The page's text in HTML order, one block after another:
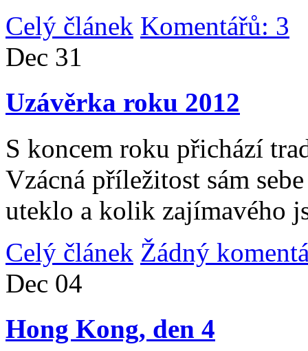
Celý článek Komentářů: 3
Dec 31
Uzávěrka roku 2012
S koncem roku přichází
Vzácná příležitost sám
uteklo a kolik zajímavého
Celý článek Žádný
Dec 04
Hong Kong, den 4